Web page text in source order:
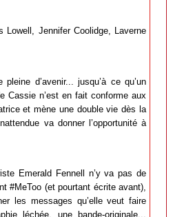
Jennifer Coolidge, Laverne
d’avenir... jusqu’à ce qu’un
Cassie n’est en fait conforme aux
et mène une double vie dès la
va donner l’opportunité à
Emerald Fennell n’y va pas de
#MeToo (et pourtant écrite avant),
les messages qu’elle veut faire
léchée, une bande-originale...